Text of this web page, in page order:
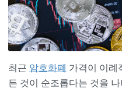
최근 암호화폐 가격이 이례
든 것이 순조롭다는 것을